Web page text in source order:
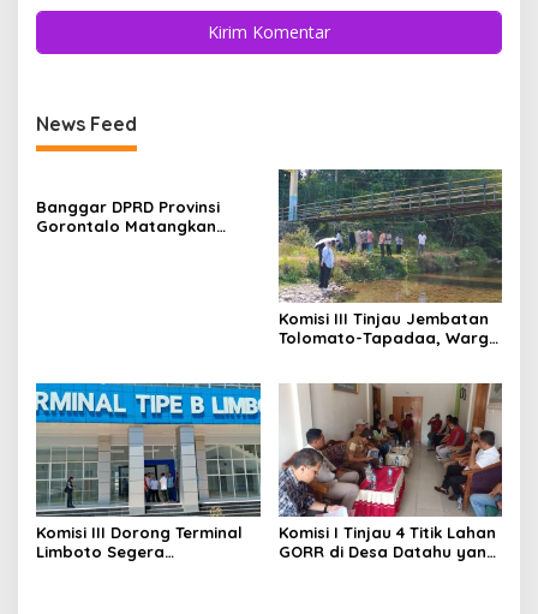
News Feed
Banggar DPRD Provinsi
Gorontalo Matangkan
Komisi III Tinjau Jembatan
Tolomato-Tapadaa, Warga
Komisi III Dorong Terminal
Limboto Segera
Komisi I Tinjau 4 Titik Lahan
GORR di Desa Datahu yang